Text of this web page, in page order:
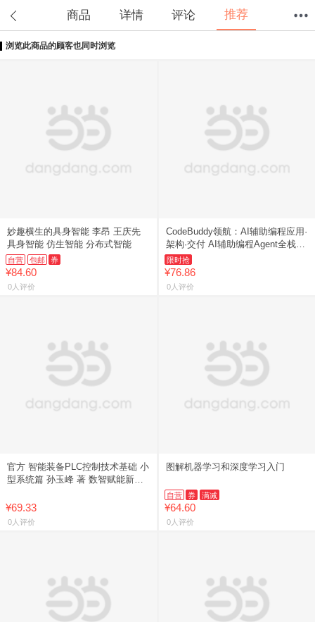
商品 详情 评论 推荐
浏览此商品的顾客也同时浏览
妙趣横生的具身智能 李昂 王庆先
具身智能 仿生智能 分布式智能
自营 包邮 券
¥84.60
0人评价
CodeBuddy领航：AI辅助编程应用·
架构·交付 AI辅助编程Agent全栈开
发指南
限时抢
¥76.86
0人评价
官方 智能装备PLC控制技术基础 小
型系统篇 孙玉峰 著 数智赋能新一
电子工业出版社【正
¥69.33
0人评价
图解机器学习和深度学习入门
自营 券 满减
¥64.60
0人评价